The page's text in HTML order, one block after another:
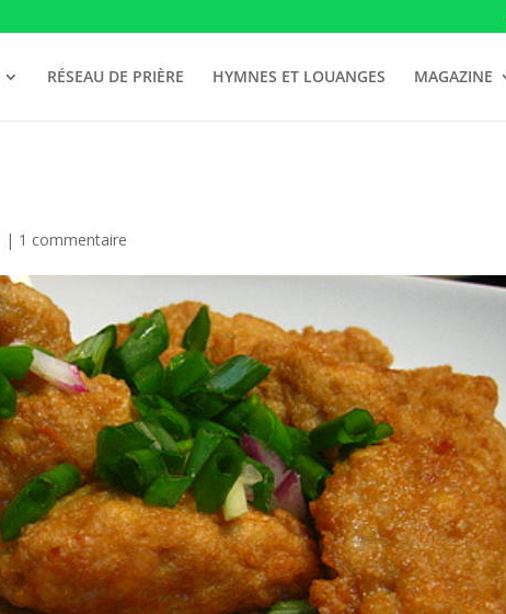
RÉSEAU DE PRIÈRE HYMNES ET LOUANGES MAGAZINE
| 1 commentaire